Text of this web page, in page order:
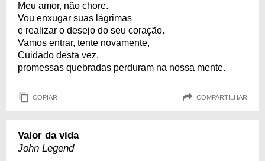
Meu amor, não chore.
Vou enxugar suas lágrimas
e realizar o desejo do seu coração.
Vamos entrar, tente novamente,
Cuidado desta vez,
promessas quebradas perduram na nossa mente.
COPIAR COMPARTILHAR
Valor da vida
John Legend